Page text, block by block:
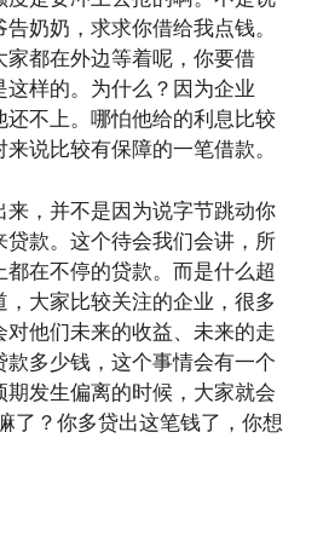
奶奶，求求你借给我点钱。
家都在外边等着呢，你要借
样的。为什么？因为企业
还不上。哪怕他给的利息比较
说比较有保障的一笔借款。
来，并不是因为说字节跳动你
贷款。这个待会我们会讲，所
在不停的贷款。而是什么超
大家比较关注的企业，很多
对他们未来的收益、未来的走
款多少钱，这个事情会有一个
发生偏离的时候，大家就会
了？你多贷出这笔钱了，你想